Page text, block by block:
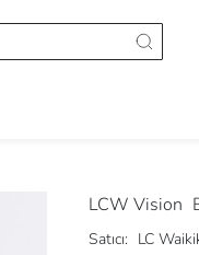
LCW Vision
Satıcı: LC